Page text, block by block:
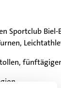
Sportclub